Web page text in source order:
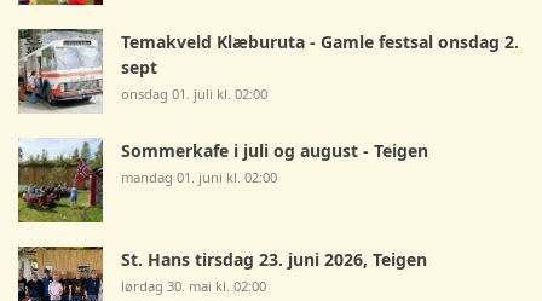
Temakveld Klæburuta - Gamle festsal onsdag 2.
sept
onsdag 01. juli kl. 02:00
Sommerkafe i juli og august - Teigen
mandag 01. juni kl. 02:00
St. Hans tirsdag 23. juni 2026, Teigen
lørdag 30. mai kl. 02:00